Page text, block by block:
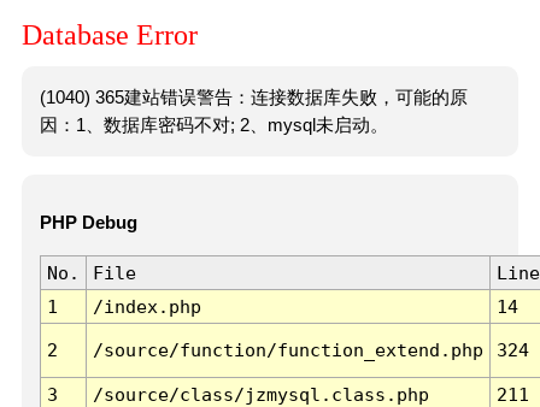
Database Error
(1040) 365建站错误警告：连接数据库失败，可能的原
因：1、数据库密码不对; 2、mysql未启动。
PHP Debug
No. File
Line
1
/index.php 14
2 /source/function/function_extend.php 324
3 /source/class/jzmysql.class.php
211